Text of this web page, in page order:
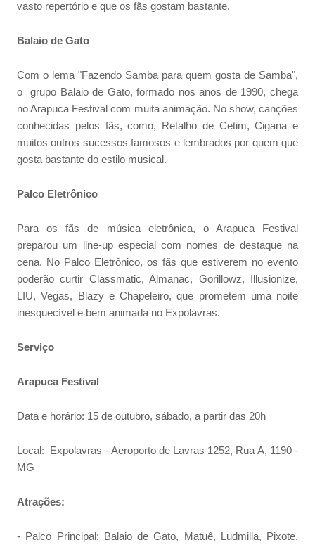
vasto repertório e que os fãs gostam bastante.
Balaio de Gato
Com o lema "Fazendo Samba para quem gosta de Samba",
o grupo Balaio de Gato, formado nos anos de 1990, chega
no Arapuca Festival com muita animação. No show, canções
conhecidas pelos fãs, como, Retalho de Cetim, Cigana e
muitos outros sucessos famosos e lembrados por quem que
gosta bastante do estilo musical.
Palco Eletrônico
Para os fãs de música eletrônica, o Arapuca Festival
preparou um line-up especial com nomes de destaque na
cena. No Palco Eletrônico, os fãs que estiverem no evento
poderão curtir Classmatic, Almanac, Gorillowz, Illusionize,
LIU, Vegas, Blazy e Chapeleiro, que prometem uma noite
inesquecível e bem animada no Expolavras.
Serviço
Arapuca Festival
Data e horário: 15 de outubro, sábado, a partir das 20h
Local: Expolavras - Aeroporto de Lavras 1252, Rua A, 1190 -
MG
Atrações:
- Palco Principal: Balaio de Gato, Matuê, Ludmilla, Pixote,